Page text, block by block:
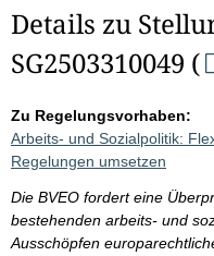
Details zu
SG2503310049 (
Zu Regelungsvorhaben:
Arbeits- und Sozialpolitik:
Regelungen umsetzen
Die BVEO fordert eine
bestehenden arbeits- und
Ausschöpfen